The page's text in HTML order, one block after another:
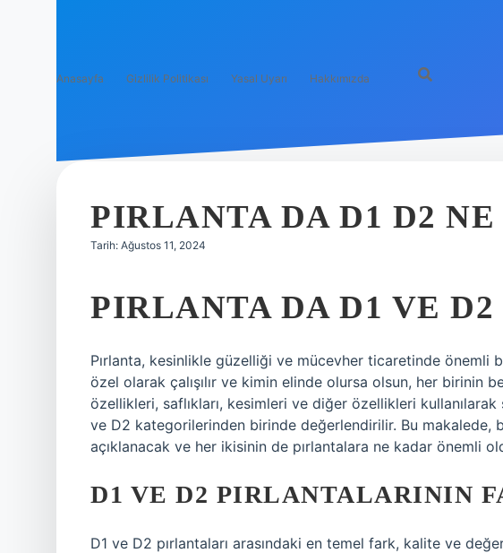
Anasayfa Gizlilik Politikası Yasal Uyarı Hakkımızda
PIRLANTA DA D1 D2
Tarih: Ağustos 11, 2024
PIRLANTA DA D1 VE
Pırlanta, kesinlikle güzelliği ve mücevher ticaretinde önemli
özel olarak çalışılır ve kimin elinde olursa olsun, her birinin
özellikleri, saflıkları, kesimleri ve diğer özellikleri kullanılarak
ve D2 kategorilerinden birinde değerlendirilir. Bu makalede,
açıklanacak ve her ikisinin de pırlantalara ne kadar önemli
D1 VE D2 PIRLANTALARININ
D1 ve D2 pırlantaları arasındaki en temel fark, kalite ve